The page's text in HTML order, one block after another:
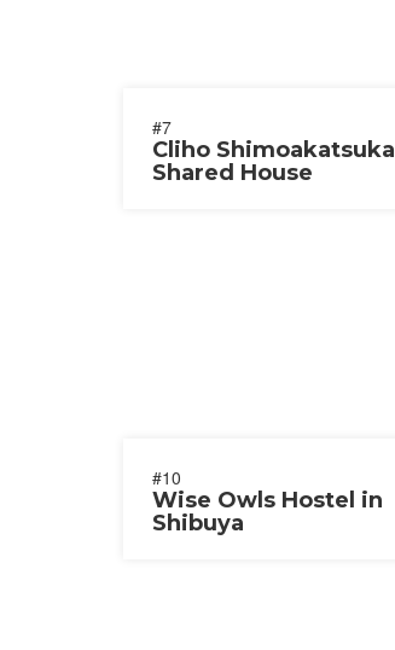
#7
Cliho Shimoakatsuka
Shared House
#10
Wise Owls Hostel in
Shibuya